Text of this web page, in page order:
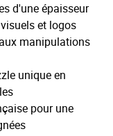
d'une épaisseur
et logos
manipulations
unique en
pour une